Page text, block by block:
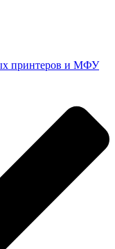
принтеров и МФУ